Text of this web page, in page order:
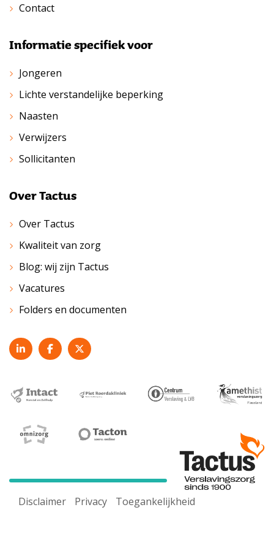
Contact
Informatie specifiek voor
Jongeren
Lichte verstandelijke beperking
Naasten
Verwijzers
Sollicitanten
Over Tactus
Over Tactus
Kwaliteit van zorg
Blog: wij zijn Tactus
Vacatures
Folders en documenten
Disclaimer Privacy Toegankelijkheid